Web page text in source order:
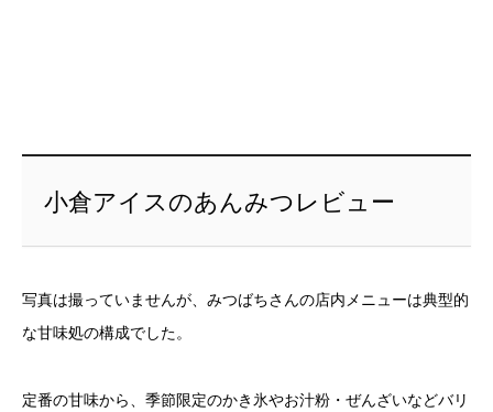
小倉アイスのあんみつレビュー
写真は撮っていませんが、みつばちさんの店内メニューは典型的
な甘味処の構成でした。
定番の甘味から、季節限定のかき氷やお汁粉・ぜんざいなどバリ